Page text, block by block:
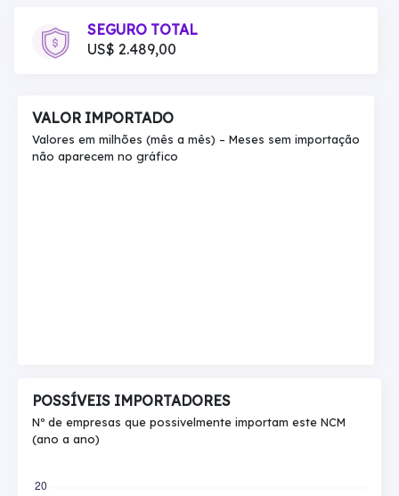
SEGURO TOTAL
US$ 2.489,00
VALOR IMPORTADO
Valores em milhões (mês a mês) – Meses sem importação
não aparecem no gráfico
POSSÍVEIS IMPORTADORES
Nº de empresas que possivelmente importam este NCM
(ano a ano)